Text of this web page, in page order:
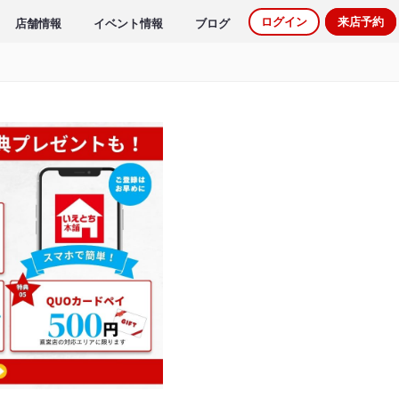
店舗情報 イベント情報 ブログ ログイン 来店予約